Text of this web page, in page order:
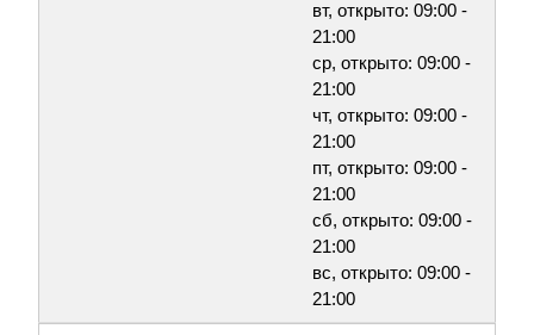
вт, открыто: 09:00 -
21:00
ср, открыто: 09:00 -
21:00
чт, открыто: 09:00 -
21:00
пт, открыто: 09:00 -
21:00
сб, открыто: 09:00 -
21:00
вс, открыто: 09:00 -
21:00